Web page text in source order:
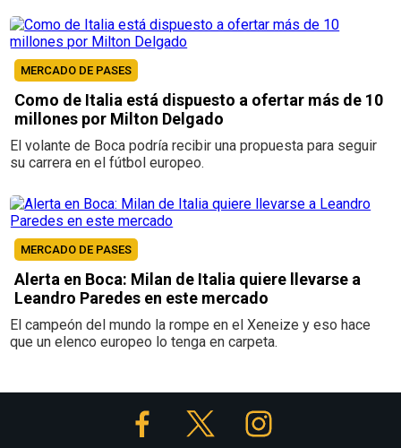
MERCADO DE PASES
Como de Italia está dispuesto a ofertar más de 10
millones por Milton Delgado
El volante de Boca podría recibir una propuesta para seguir
su carrera en el fútbol europeo.
MERCADO DE PASES
Alerta en Boca: Milan de Italia quiere llevarse a
Leandro Paredes en este mercado
El campeón del mundo la rompe en el Xeneize y eso hace
que un elenco europeo lo tenga en carpeta.